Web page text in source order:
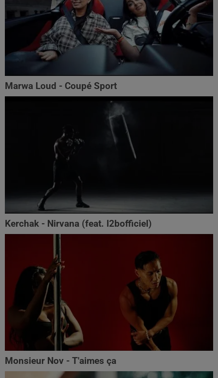
Marwa Loud - Coupé Sport
Kerchak - Nirvana (feat. ‪l2bofficiel‬)
Monsieur Nov - T'aimes ça